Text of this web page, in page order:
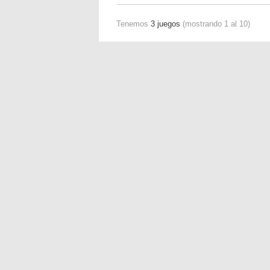
Tenemos 3 juegos (mostrando 1 al 10)